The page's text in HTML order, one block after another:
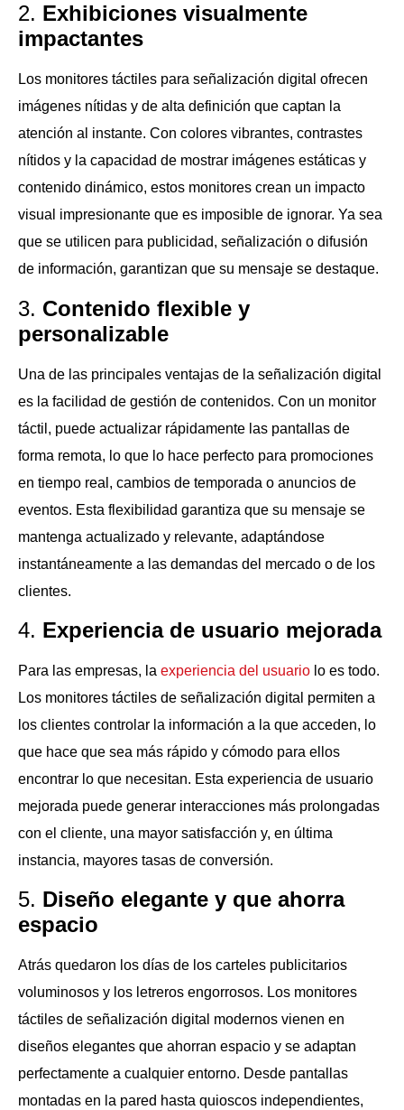
2. Exhibiciones visualmente
impactantes
Los monitores táctiles para señalización digital ofrecen
imágenes nítidas y de alta definición que captan la
atención al instante. Con colores vibrantes, contrastes
nítidos y la capacidad de mostrar imágenes estáticas y
contenido dinámico, estos monitores crean un impacto
visual impresionante que es imposible de ignorar. Ya sea
que se utilicen para publicidad, señalización o difusión
de información, garantizan que su mensaje se destaque.
3. Contenido flexible y
personalizable
Una de las principales ventajas de la señalización digital
es la facilidad de gestión de contenidos. Con un monitor
táctil, puede actualizar rápidamente las pantallas de
forma remota, lo que lo hace perfecto para promociones
en tiempo real, cambios de temporada o anuncios de
eventos. Esta flexibilidad garantiza que su mensaje se
mantenga actualizado y relevante, adaptándose
instantáneamente a las demandas del mercado o de los
clientes.
4. Experiencia de usuario mejorada
Para las empresas, la experiencia del usuario lo es todo.
Los monitores táctiles de señalización digital permiten a
los clientes controlar la información a la que acceden, lo
que hace que sea más rápido y cómodo para ellos
encontrar lo que necesitan. Esta experiencia de usuario
mejorada puede generar interacciones más prolongadas
con el cliente, una mayor satisfacción y, en última
instancia, mayores tasas de conversión.
5. Diseño elegante y que ahorra
espacio
Atrás quedaron los días de los carteles publicitarios
voluminosos y los letreros engorrosos. Los monitores
táctiles de señalización digital modernos vienen en
diseños elegantes que ahorran espacio y se adaptan
perfectamente a cualquier entorno. Desde pantallas
montadas en la pared hasta quioscos independientes,